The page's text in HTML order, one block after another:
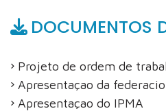
DOCUMENTOS
Projeto de ordem de
Apresentaçao da
Apresentaçao do IPMA